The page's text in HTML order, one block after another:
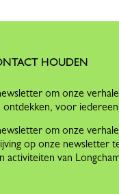
HOUDEN
om onze
ontdekken, voor
om onze
op onze newsletter
activiteiten van